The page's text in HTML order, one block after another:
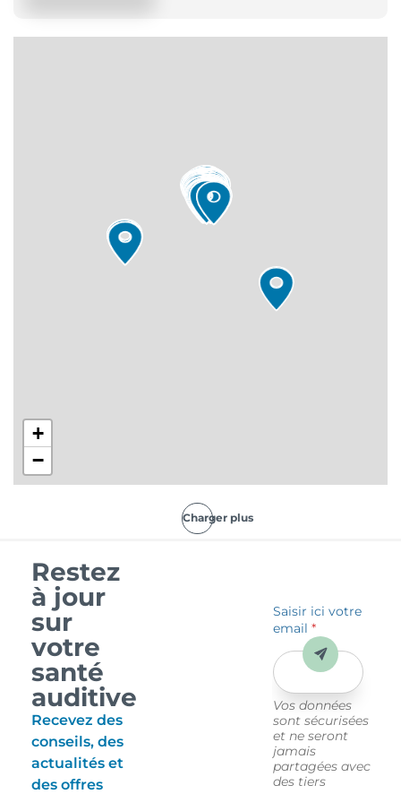
Charger plus
+
−
Restez
à jour
sur
votre
santé
auditive
Recevez des
conseils, des
actualités et
des offres
Saisir ici votre
email*
Vos données
sont sécurisées
et ne seront
jamais
partagées avec
des tiers
Envoyer